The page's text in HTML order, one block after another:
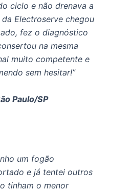
ciclo e não drenava a
Electroserve chegou
fez o diagnóstico
na mesma
muito competente e
sem hesitar!”
Paulo/SP
um fogão
e já tentei outros
tinham o menor